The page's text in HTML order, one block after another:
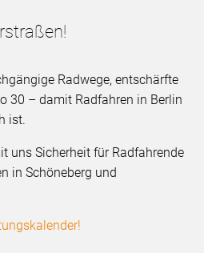
Radwege, entschärfte
30 – damit Radfahren in Berlin
ist.
uns Sicherheit für Radfahrende
in Schöneberg und